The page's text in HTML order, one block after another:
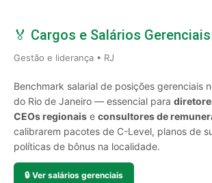
🏅 Cargos e Salários Gerenciais
Gestão e liderança • RJ
Benchmark salarial de posições gerenciais
do Rio de Janeiro — essencial para
CEOs regionais e consultores de
calibrarem pacotes de C-Level, planos de
políticas de bônus na localidade.
🔒 Ver salários gerenciais